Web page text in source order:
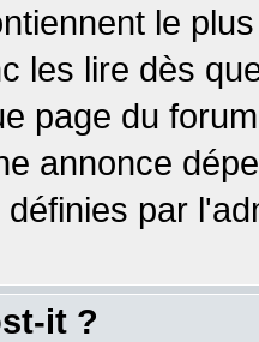
le
les lire dès
page du
annonce
par
it ?